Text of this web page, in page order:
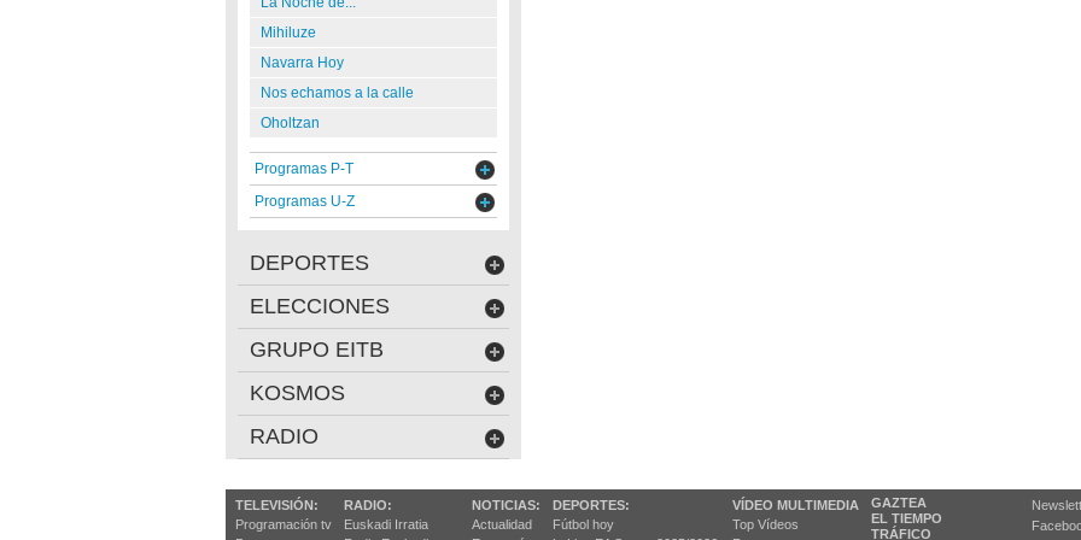
Mihiluze
Navarra Hoy
Nos echamos a la calle
Oholtzan
Programas P-T
Programas U-Z
DEPORTES
ELECCIONES
GRUPO EITB
KOSMOS
RADIO
TELEVISIÓN:
Programación tv
RADIO:
Euskadi Irratia
NOTICIAS:
Actualidad
DEPORTES:
Fútbol hoy
VÍDEO MULTIMEDIA
Top Vídeos
GAZTEA
EL TIEMPO
TRÁFICO